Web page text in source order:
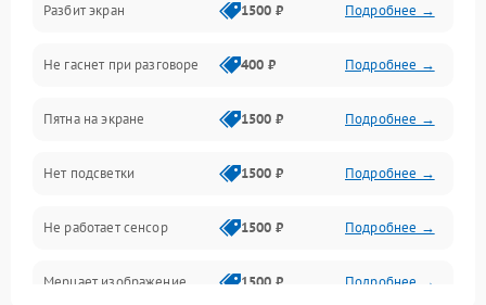
Проблемы с дисплеем и сенсором
Зарядка
Проблемы с питанием, зарядкой и аккумулятором
Проблемы с работой системы, корпусом и другие
Разбит экран 1500 ₽ Подробнее →
Не гаснет при разговоре 400 ₽ Подробнее →
Пятна на экране 1500 ₽ Подробнее →
Нет подсветки 1500 ₽ Подробнее →
Не работает сенсор 1500 ₽ Подробнее →
Мерцает изображение 1500 ₽ Подробнее →